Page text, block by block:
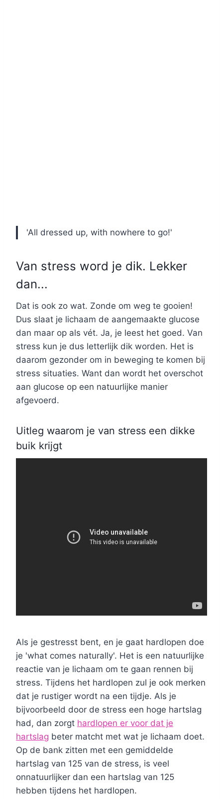
'All dressed up, with nowhere to go!'
Van stress word je dik. Lekker
dan...
Dat is ook zo wat. Zonde om weg te gooien!
Dus slaat je lichaam de aangemaakte glucose
dan maar op als vét. Ja, je leest het goed. Van
stress kun je dus letterlijk dik worden. Het is
daarom gezonder om in beweging te komen bij
stress situaties. Want dan wordt het overschot
aan glucose op een natuurlijke manier
afgevoerd.
Uitleg waarom je van stress een dikke
buik krijgt
Als je gestresst bent, en je gaat hardlopen doe
je 'what comes naturally'. Het is een natuurlijke
reactie van je lichaam om te gaan rennen bij
stress. Tijdens het hardlopen zul je ook merken
dat je rustiger wordt na een tijdje. Als je
bijvoorbeeld door de stress een hoge hartslag
had, dan zorgt hardlopen er voor dat je
hartslag beter matcht met wat je lichaam doet.
Op de bank zitten met een gemiddelde
hartslag van 125 van de stress, is veel
onnatuurlijker dan een hartslag van 125
hebben tijdens het hardlopen.